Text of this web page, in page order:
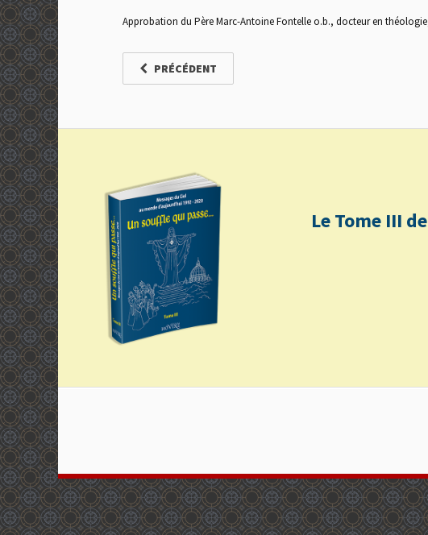
Approbation du Père Marc-Antoine Fontelle o.b., docteur en
PRÉCÉDENT
Le Tome III de